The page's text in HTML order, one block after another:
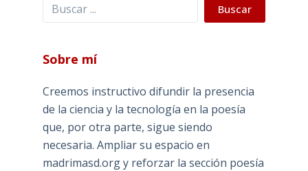
Buscar
Sobre mí
Creemos instructivo difundir la presencia
de la ciencia y la tecnología en la poesía
que, por otra parte, sigue siendo
necesaria. Ampliar su espacio en
madrimasd.org y reforzar la sección poesía